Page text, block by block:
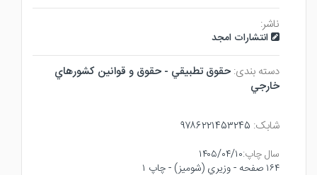
ناشر:
انتشارات امجد
دسته بندی: حقوق تطبيقي - حقوق و قوانين كشورهاي
خارجي
شابک: ۹۷۸۶۲۲۱۴۵۳۲۴۵
سال چاپ:۱۴۰۵/۰۴/۱۰
۱۶۴ صفحه - وزيري (شوميز) - چاپ ۱